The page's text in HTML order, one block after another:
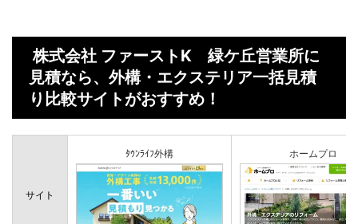
株式会社 ファーストK 緑ケ丘営業所に
見積なら、外構・エクステリア一括見積
り比較サイトがおすすめ！
サイト
ﾀｳﾝﾗｲﾌ外構 ホームプロ